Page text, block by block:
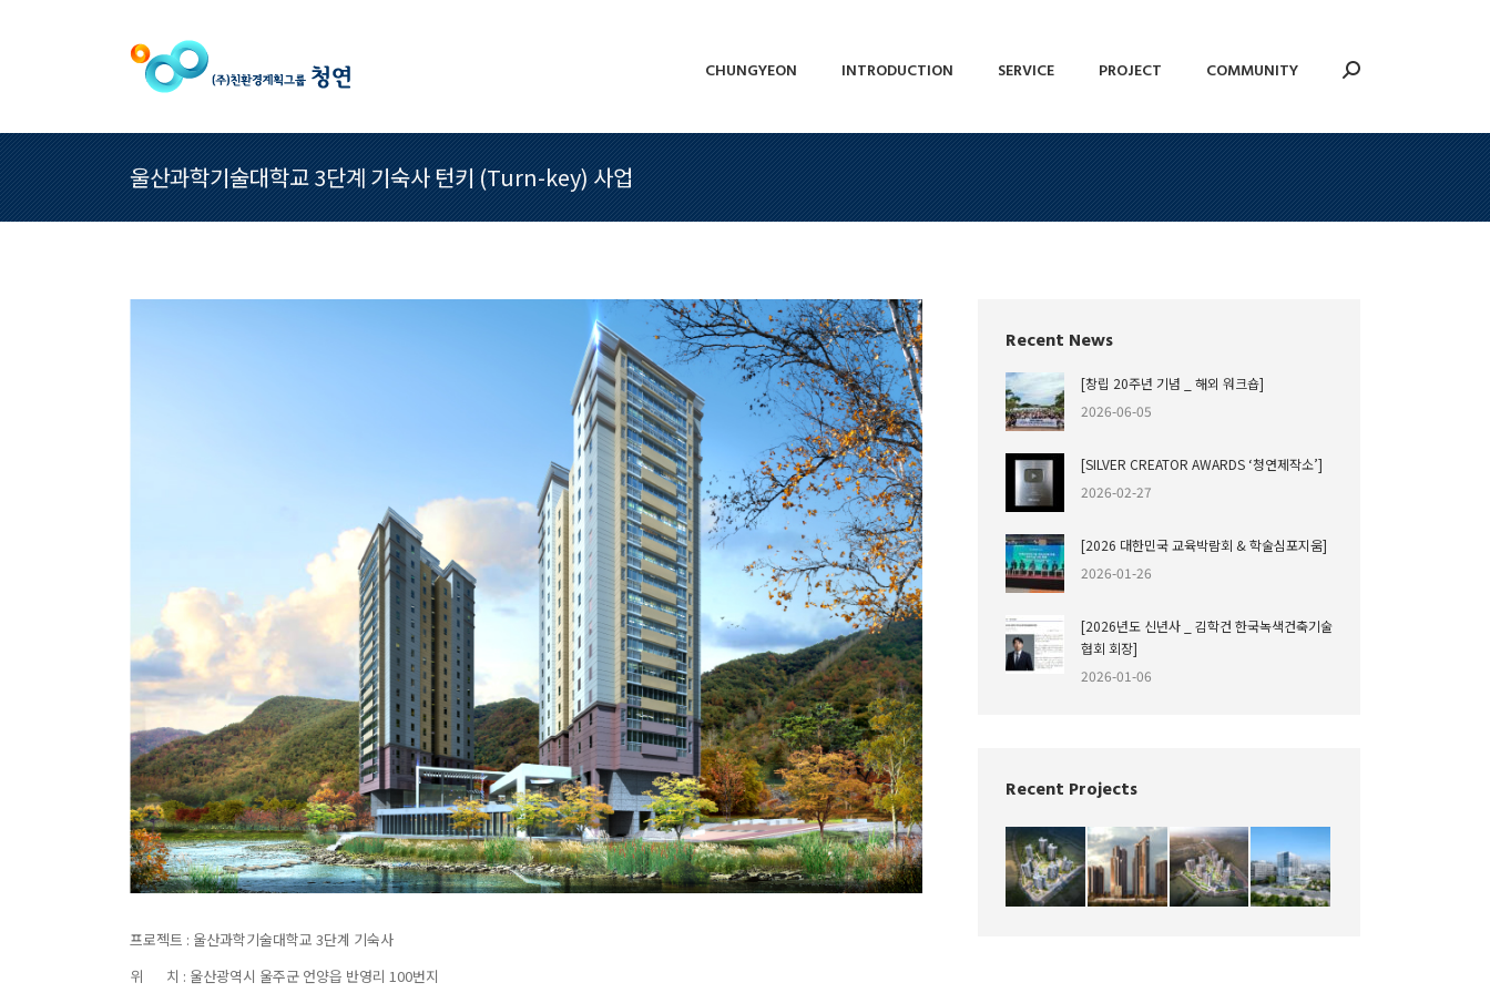
CHUNGYEON INTRODUCTION SERVICE PROJECT COMMUNITY Search:
울산과학기술대학교 3단계 기숙사 턴키 (Turn-key) 사업
프로젝트 : 울산과학기술대학교 3단계 기숙사
위 치 : 울산광역시 울주군 언양읍 반영리 100번지
Recent News
[창립 20주년 기념 _ 해외 워크숍]
2026-06-05
[SILVER CREATOR AWARDS ‘청연제작소’]
2026-02-27
[2026 대한민국 교육박람회 & 학술심포지움]
2026-01-26
[2026년도 신년사 _ 김학건 한국녹색건축기술
협회 회장]
2026-01-06
Recent Projects